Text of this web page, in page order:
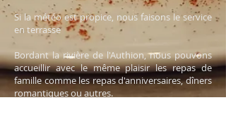
Si la météo est propice, nous faisons le service
en terrasse
Bordant la rivière de l'Authion, nous pouvons
accueillir avec le même plaisir les repas de
famille comme les repas d'anniversaires, dîners
romantiques ou autres.